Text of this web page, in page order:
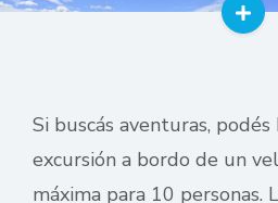
Si buscás aventuras, podés
excursión a bordo de un
máxima para 10 personas.